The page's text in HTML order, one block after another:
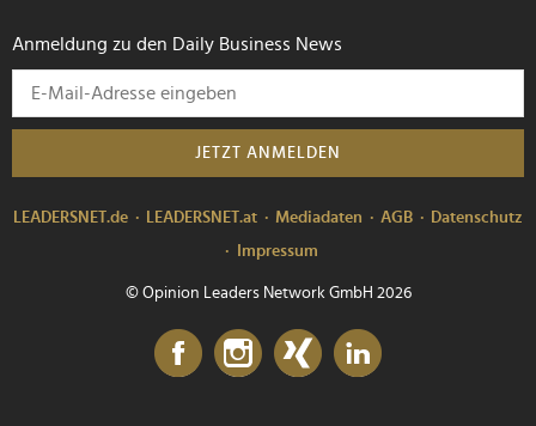
Anmeldung zu den Daily Business News
JETZT ANMELDEN
LEADERSNET.de LEADERSNET.at Mediadaten AGB
Datenschutz
Impressum
© Opinion Leaders Network GmbH 2026